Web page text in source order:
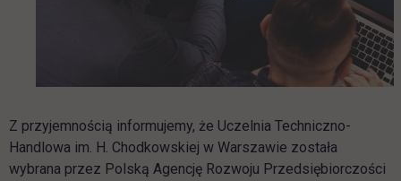
Z przyjemnością informujemy, że Uczelnia Techniczno-
Handlowa im. H. Chodkowskiej w Warszawie została
wybrana przez Polską Agencję Rozwoju Przedsiębiorczości